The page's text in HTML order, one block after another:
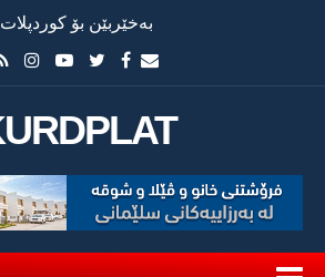
بەخێربێن بۆ کوردپلات
KURDPLAT